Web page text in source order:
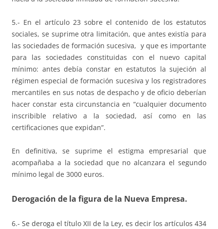
5.- En el artículo 23 sobre el contenido de los estatutos
sociales, se suprime otra limitación, que antes existía para
las sociedades de formación sucesiva, y que es importante
para las sociedades constituidas con el nuevo capital
mínimo: antes debía constar en estatutos la sujeción al
régimen especial de formación sucesiva y los registradores
mercantiles en sus notas de despacho y de oficio deberían
hacer constar esta circunstancia en “cualquier documento
inscribible relativo a la sociedad, así como en las
certificaciones que expidan”.
En definitiva, se suprime el estigma empresarial que
acompañaba a la sociedad que no alcanzara el segundo
mínimo legal de 3000 euros.
Derogación de la figura de la Nueva Empresa.
6.- Se deroga el título XII de la Ley, es decir los artículos 434